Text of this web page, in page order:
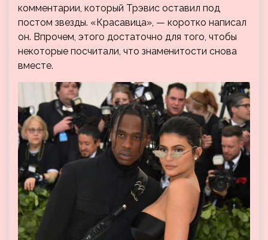
комментарии, который Трэвис оставил под
постом звезды. «Красавица», — коротко написал
он. Впрочем, этого достаточно для того, чтобы
некоторые посчитали, что знаменитости снова
вместе.